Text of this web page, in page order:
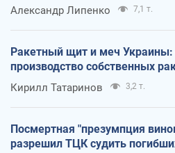
Александр Липенко 7,1 т.
Ракетный щит и меч Украины:
производство собственных
Кирилл Татаринов 3,2 т.
Посмертная "презумпция
разрешил ТЦК судить